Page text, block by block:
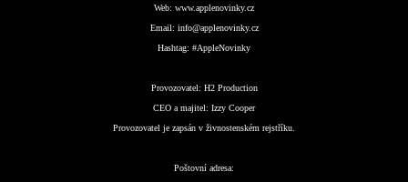
Web: www.applenovinky.cz
Email: info@applenovinky.cz
Hashtag: #AppleNovinky
Provozovatel: H2 Production
CEO a majitel: Izzy Cooper
Provozovatel je zapsán v živnostenském rejstříku.
Poštovní adresa: